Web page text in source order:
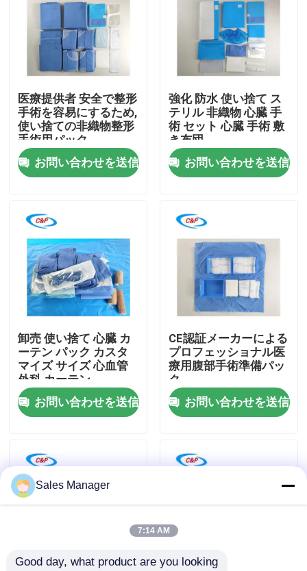
家へ
製品
ビデオ
VRショー
わたしたち に つい て
工場 ツアー
連絡 ください
事件
医療提供者 安全で整形
手術を容易にするため,
使い捨ての非織物整形
手術用パック
お問い合わせを送信
強化 防水 使い捨て ス
テリル 非織物 心臓 手
術 セット 心臓 手術 敷
き布団
お問い合わせを送信
卸売 使い捨て 心臓 カ
ーテン パック カスタ
マイズ サイズ 心血管
外科 カーテン
お問い合わせを送信
CE認証メーカーによる
プロフェッショナル医
療用腹部手術準備パッ
ク
お問い合わせを送信
Sales Manager
7:14 AM
Good day, what product are you looking